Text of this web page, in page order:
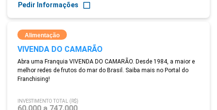
Pedir Informações
Alimentação
VIVENDA DO CAMARÃO
Abra uma Franquia VIVENDA DO CAMARÃO. Desde 1984, a maior e
melhor redes de frutos do mar do Brasil. Saiba mais no Portal do
Franchising!
INVESTIMENTO TOTAL (R$)